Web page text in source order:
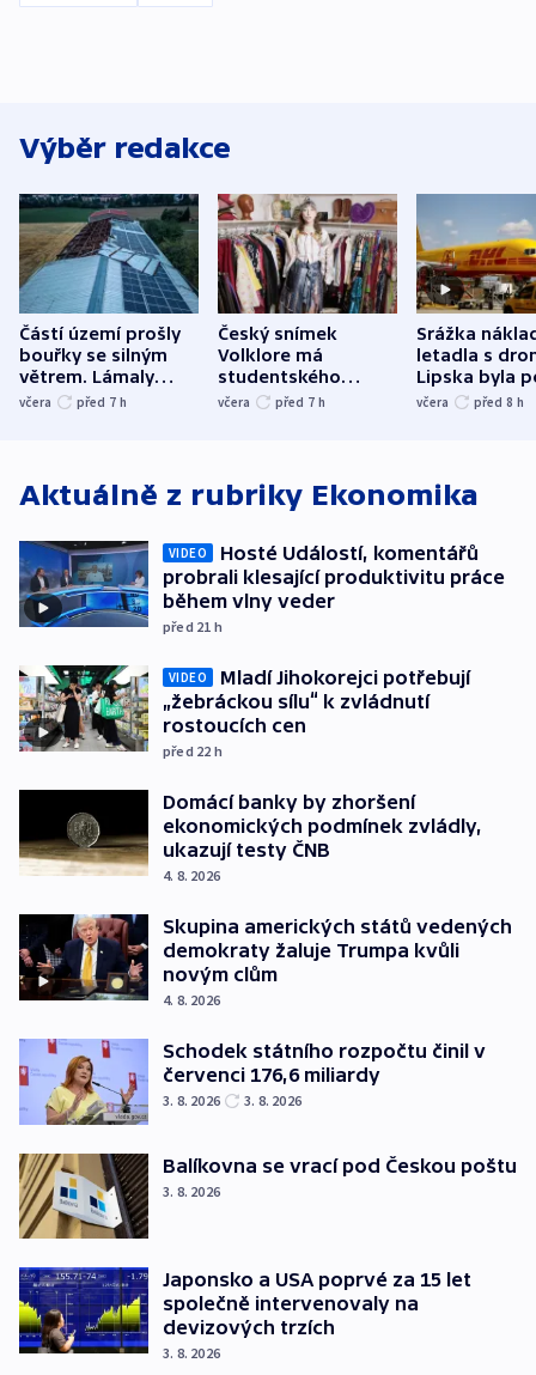
Výběr redakce
Částí území prošly
bouřky se silným
větrem. Lámaly
stromy a poničily
včera před 7 h
Český snímek
Volklore má
studentského
Oscara, zabojuje o
včera před 7 h
Srážka
letadla s
Lipska byla
německého
včera před 8 h
Aktuálně z rubriky Ekonomika
VIDEO
Hosté Událostí, komentářů
probrali klesající produktivitu práce
během vlny veder
před 21 h
VIDEO
Mladí Jihokorejci potřebují
„žebráckou sílu“ k zvládnutí
rostoucích cen
před 22 h
Domácí banky by zhoršení
ekonomických podmínek zvládly,
ukazují testy ČNB
4. 8. 2026
Skupina amerických států vedených
demokraty žaluje Trumpa kvůli
novým clům
4. 8. 2026
Schodek státního rozpočtu činil v
červenci 176,6 miliardy
3. 8. 2026 3. 8. 2026
Balíkovna se vrací pod Českou poštu
3. 8. 2026
Japonsko a USA poprvé za 15 let
společně intervenovaly na
devizových trzích
3. 8. 2026